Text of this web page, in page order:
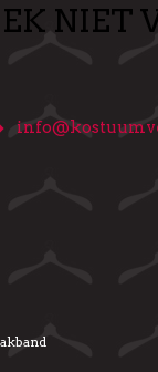
NIET